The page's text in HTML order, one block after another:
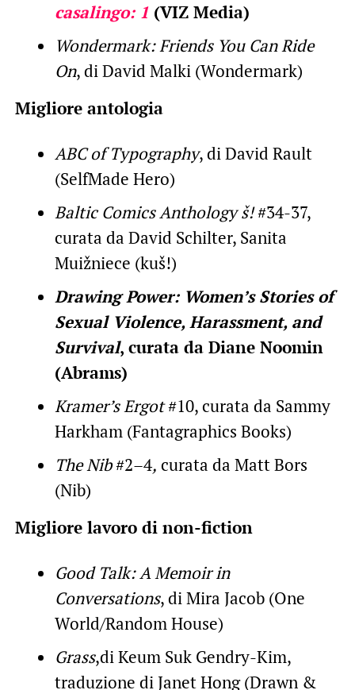
casalingo: 1(VIZ Media)
Wondermark: Friends You Can Ride
On, di David Malki (Wondermark)
Migliore antologia
ABC of Typography, di David Rault
(SelfMade Hero)
Baltic Comics Anthology š!#34-37,
curata da David Schilter, Sanita
Muižniece (kuš!)
Drawing Power: Women’s Stories of
Sexual Violence, Harassment, and
Survival, curata da Diane Noomin
(Abrams)
Kramer’s Ergot#10, curata da Sammy
Harkham (Fantagraphics Books)
The Nib#2–4, curata da Matt Bors
(Nib)
Migliore lavoro di non-fiction
Good Talk: A Memoir in
Conversations, di Mira Jacob (One
World/Random House)
Grass,di Keum Suk Gendry-Kim,
traduzione di Janet Hong (Drawn &